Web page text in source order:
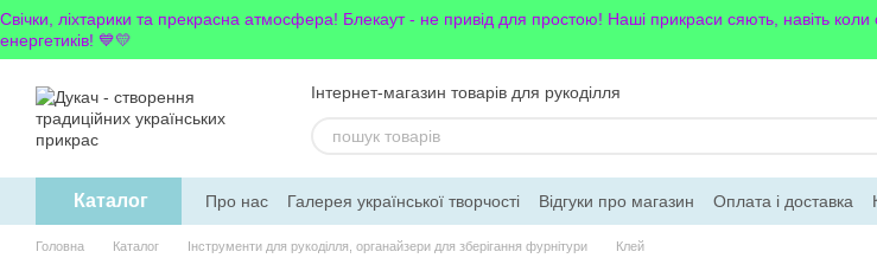
Перейти до основного контенту
Свічки, ліхтарики та прекрасна атмосфера! Блекаут - не привід для простою! Наші прикраси сяють, навіть
енергетиків! 💙💛
Інтернет-магазин товарів для рукоділля
Каталог Про нас Галерея української творчості Відгуки про магазин Оплата і доставка
Обмін та повернення
Блог Новинки
Головна Каталог Інструменти для рукоділля, органайзери для зберігання фурнітури Клей